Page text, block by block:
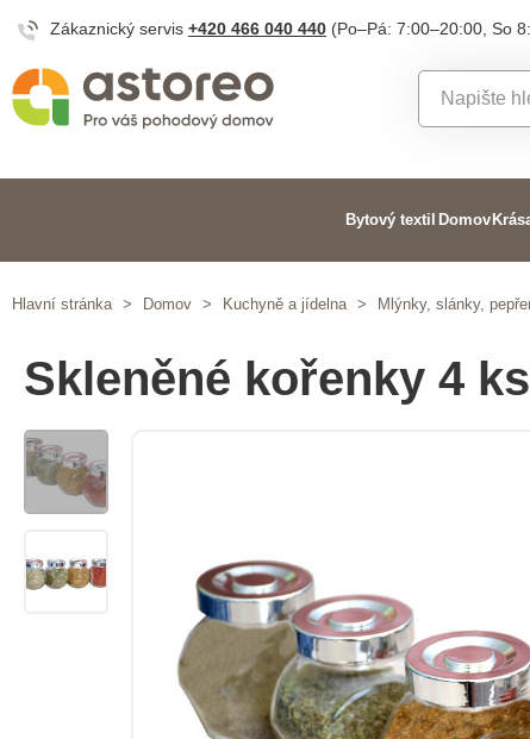
Zákaznický servis +420 466 040 440 (Po–Pá: 7:00–20:00, So
Bytový textil Domov
Hlavní stránka > Domov > Kuchyně a jídelna > Mlýnky, slánky,
Skleněné kořenky 4 ks